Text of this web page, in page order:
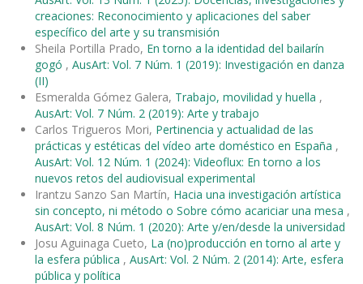
creaciones: Reconocimiento y aplicaciones del saber
específico del arte y su transmisión
Sheila Portilla Prado, En torno a la identidad del bailarín
gogó , AusArt: Vol. 7 Núm. 1 (2019): Investigación en danza
(II)
Esmeralda Gómez Galera, Trabajo, movilidad y huella ,
AusArt: Vol. 7 Núm. 2 (2019): Arte y trabajo
Carlos Trigueros Mori, Pertinencia y actualidad de las
prácticas y estéticas del vídeo arte doméstico en España ,
AusArt: Vol. 12 Núm. 1 (2024): Videoflux: En torno a los
nuevos retos del audiovisual experimental
Irantzu Sanzo San Martín, Hacia una investigación artística
sin concepto, ni método o Sobre cómo acariciar una mesa ,
AusArt: Vol. 8 Núm. 1 (2020): Arte y/en/desde la universidad
Josu Aguinaga Cueto, La (no)producción en torno al arte y
la esfera pública , AusArt: Vol. 2 Núm. 2 (2014): Arte, esfera
pública y política